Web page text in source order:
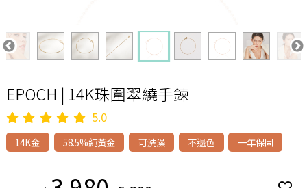
EPOCH | 14K珠圍翠繞手鍊
5.0
14K金 58.5%純黃金 可洗澡 不退色 一年保固